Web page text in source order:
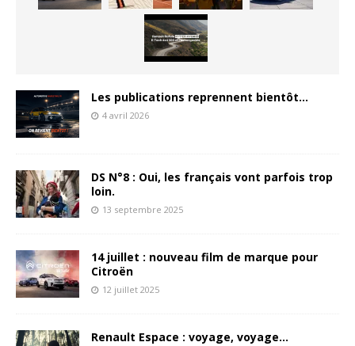
Les publications reprennent bientôt…
4 avril 2026
DS N°8 : Oui, les français vont parfois trop
loin.
13 septembre 2025
14 juillet : nouveau film de marque pour
Citroën
12 juillet 2025
Renault Espace : voyage, voyage…